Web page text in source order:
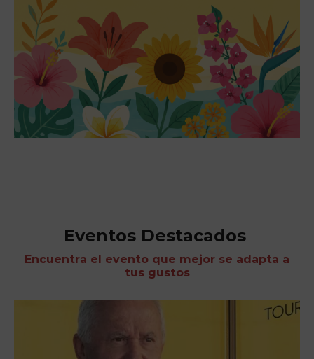
Eventos Destacados
Encuentra el evento que mejor se adapta a
tus gustos